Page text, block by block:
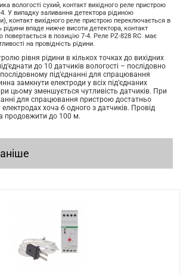
вологості сухий, контакт вихідного реле пристрою
4. У випадку заливання детектора рідиною
контакт вихідного реле пристрою переключається в
рідини впаде нижче висоти детектора, контакт
повертається в позицію 7-4. Реле PZ-828 RC має
на провідність рідини.
рівня рідини в кількох точках до вихідних
до 10 датчиків вологості – послідовно
під’єднанні для спрацювання
замкнути електроди у всіх під’єднаних
цьому зменшується чутливість датчиків. При
для спрацювання пристрою достатньо
електродах хоча б одного з датчиків. Провід
продовжити до 100 м.